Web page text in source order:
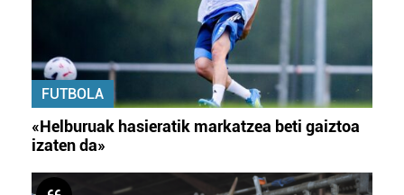
FUTBOLA
«Helburuak hasieratik markatzea beti gaiztoa
izaten da»